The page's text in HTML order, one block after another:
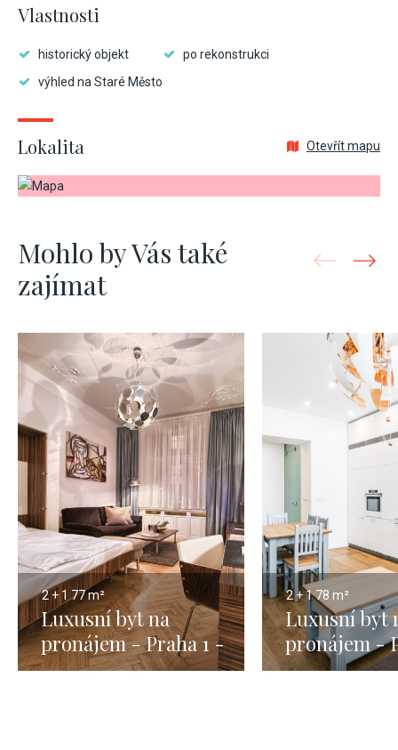
Vlastnosti
historický objekt
po rekonstrukci
výhled na Staré Město
Lokalita Otevřít mapu
Mohlo by Vás také
zajímat
2 + 1 77 m²
Luxusní byt na
pronájem - Praha 1 -
Josefov - 73m
2 + 178 m²
Luxusní byt
pronájem -
Nové Město